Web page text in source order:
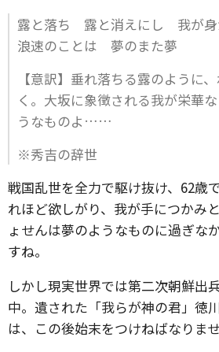
露と落ち 露と消えにし 我が身
浪速のことは 夢のまた夢
【意訳】垂れ落ちる露のように
く。大坂に象徴される我が栄華
うなものよ……
※秀吉の辞世
戦国乱世を全力で駆け抜け、62歳
れほど欲しがり、我が手につかみ
ょせんは夢のようなものに過ぎ
すね。
しかし現実世界では第二次朝鮮出
中。遺された「我らが神の君」徳
は、この後始末をつけねばなりませ